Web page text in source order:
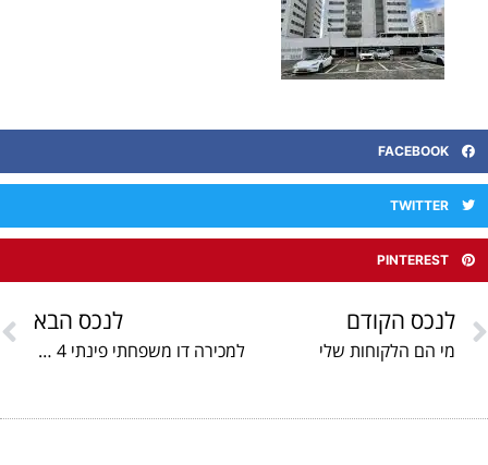
FACEBOOK
TWITTER
PINTEREST
לנכס הקודם
מי הם הלקוחות שלי
לנכס הבא
למכירה דו משפחתי פינתי 4 חד' 108 מ"ר על מגרש 361 מ"ר במיקום הכי מבוקש באפרידר המבוקשת.מיגונית עם כניסה מתוך הבית. כניסה מיידית.מחיר 3300000 ש"ח